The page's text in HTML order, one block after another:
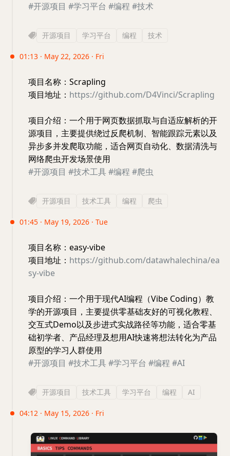
#开源项目 #学习平台 #编程 #技术
开源项目 学习平台 编程 技术
01:13 · May 22, 2026 · Fri
项目名称：Scrapling
项目地址： https://github.com/D4Vinci/Scrapling
项目介绍：一个用于网页数据抓取与自适应解析的开
源项目，主要提供绕过反爬机制、智能跟踪元素以及
异步多并发爬取功能，适合网页自动化、数据清洗与
网络爬虫开发场景使用
#开源项目 #技术工具#编程 #爬虫
开源项目 技术工具 编程 爬虫
01:45 · May 19, 2026 · Tue
项目名称：easy-vibe
项目地址： https://github.com/datawhalechina/ea
sy-vibe
项目介绍：一个用于现代AI编程（Vibe Coding）教
学的开源项目，主要提供零基础友好的可视化教程、
交互式Demo以及步进式实战路径等功能，适合零基
础初学者、产品经理及想用AI快速将想法转化为产品
原型的学习人群使用
#开源项目 #技术工具#学习平台 #编程 #AI
开源项目 技术工具 学习平台 编程 AI
04:12 · May 15, 2026 · Fri